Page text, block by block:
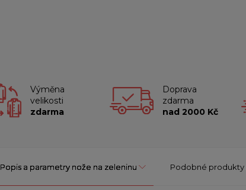
Výměna
velikosti
zdarma
Doprava
zdarma
nad 2000 Kč
Popis a parametry nože na zeleninu Podobné produkty